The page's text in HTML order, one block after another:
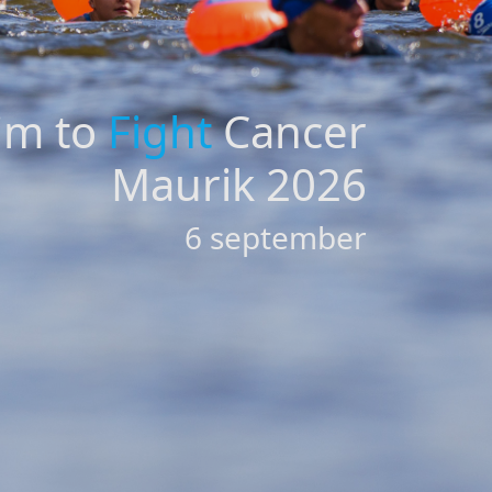
toFightCancer
Maurik 2026
6 september